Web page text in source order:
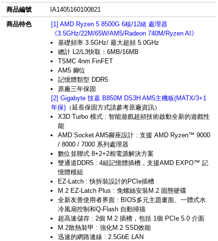
商品編號
IA1405160100821
商品特色
[1] AMD Ryzen 5 8500G 6核/12緒 處理器
《3.5GHz/22M/65W/AM5/Radeon 740M/Ryzen AI》
基礎頻率 3.5GHz/ 最大超頻 5.0GHz
總計 L2/L3快取：6MB/16MB
TSMC 4nm FinFET
AM5 腳位
記憶體類型 DDR5
原廠三年保固
[2] Gigabyte 技嘉 B850M DS3H AM5主機板(MATX/3+1
年保) （延長保固方式請參考原廠資訊）
X3D Turbo 模式 : 智能遊戲超頻技術啟動全新的遊戲性
能
AMD Socket AM5腳座設計 : 支援 AMD Ryzen™ 9000
/ 8000 / 7000 系列處理器
數位並聯式 8+2+2相電源解決方案
雙通道DDR5 : 4組記憶體插槽，支援AMD EXPO™ 記
憶體模組
EZ-Latch : 快拆裝設計的PCIe插槽
M.2 EZ-Latch Plus : 免螺絲安裝M.2 固態硬碟
全新友善使用者界面 : BIOS多元主題畫面、一體式水
冷風扇控制和Q-Flash 自動掃描
超高速儲存 : 2個 M.2 插槽，包括 1個 PCIe 5.0 介面
M.2散熱裝甲 : 強化M.2 SSD效能
迅速的網路連線 : 2.5GbE LAN